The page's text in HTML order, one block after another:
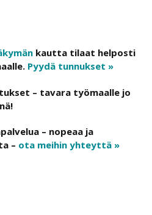
kautta tilaat helposti
Pyydä tunnukset »
– tavara työmaalle jo
– nopeaa ja
– ota meihin yhteyttä »